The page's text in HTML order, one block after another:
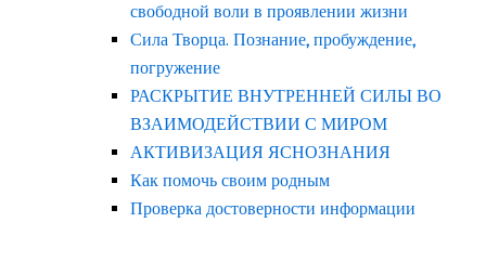
свободной воли в проявлении жизни
Сила Творца. Познание, пробуждение,
погружение
РАСКРЫТИЕ ВНУТРЕННЕЙ СИЛЫ ВО
ВЗАИМОДЕЙСТВИИ С МИРОМ
АКТИВИЗАЦИЯ ЯСНОЗНАНИЯ
Как помочь своим родным
Проверка достоверности информации